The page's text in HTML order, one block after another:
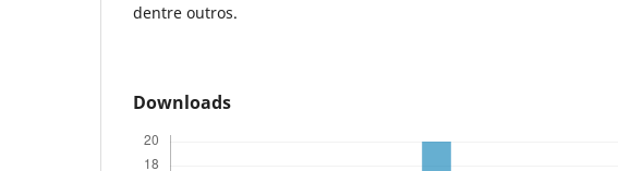
dentre outros.
Downloads